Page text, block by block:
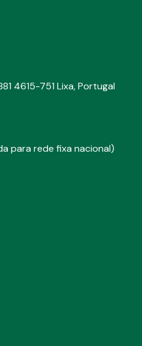
4615-751 Lixa, Portugal
para rede fixa nacional)